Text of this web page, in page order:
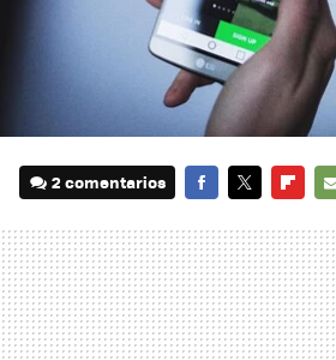
2 comentarios